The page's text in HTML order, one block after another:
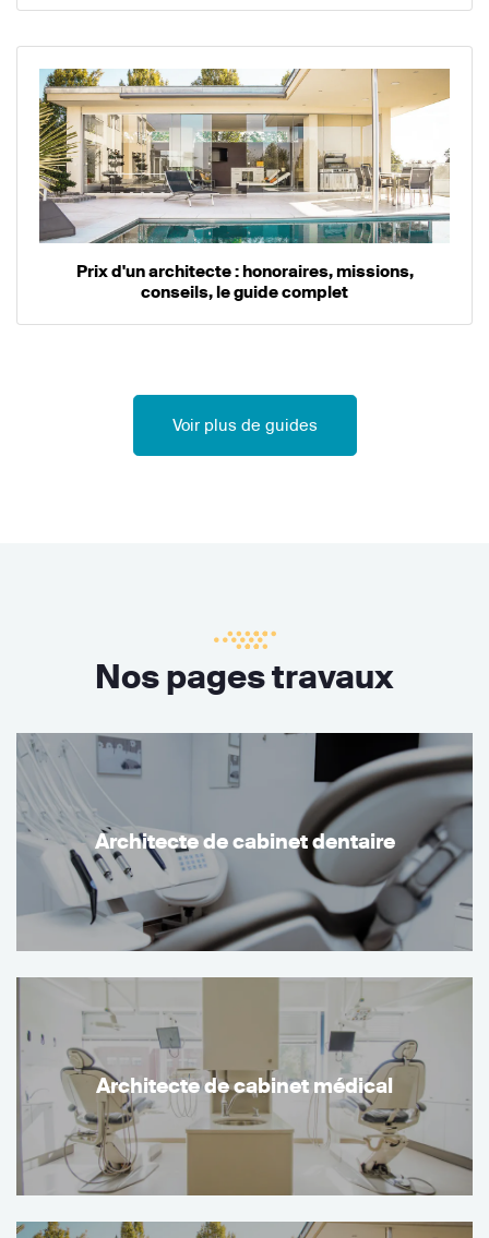
Prix d'un architecte : honoraires, missions,
conseils, le guide complet
Voir plus de guides
Nos pages travaux
Architecte de cabinet dentaire
Architecte de cabinet médical